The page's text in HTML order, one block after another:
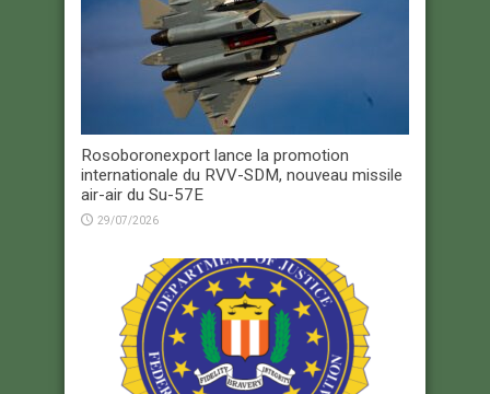
Rosoboronexport lance la promotion
internationale du RVV-SDM, nouveau missile
air-air du Su-57E
29/07/2026